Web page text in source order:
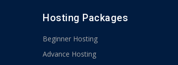
Hosting Packages
Beginner Hosting
Advance Hosting